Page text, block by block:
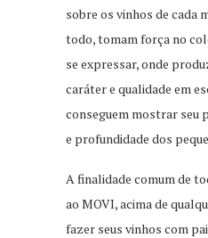
sobre os vinhos de cada
todo, tomam força no
se expressar, onde
caráter e qualidade em
conseguem mostrar seu
e profundidade dos
A finalidade comum de
ao MOVI, acima de
fazer seus vinhos com